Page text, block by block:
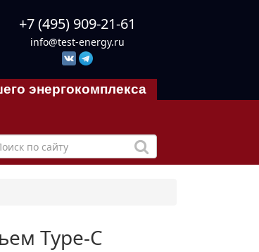
+7 (495) 909-21-61
info@test-energy.ru
энергокомплекса
Type-C